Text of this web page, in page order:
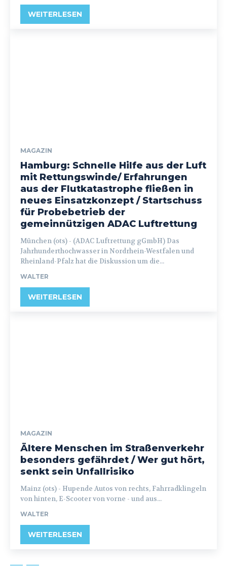
WEITERLESEN
MAGAZIN
Hamburg: Schnelle Hilfe aus der Luft
mit Rettungswinde/ Erfahrungen
aus der Flutkatastrophe fließen in
neues Einsatzkonzept / Startschuss
für Probebetrieb der
gemeinnützigen ADAC Luftrettung
München (ots) - (ADAC Luftrettung gGmbH) Das
Jahrhunderthochwasser in Nordrhein-Westfalen und
Rheinland-Pfalz hat die Diskussion um die...
WALTER
WEITERLESEN
MAGAZIN
Ältere Menschen im Straßenverkehr
besonders gefährdet / Wer gut hört,
senkt sein Unfallrisiko
Mainz (ots) - Hupende Autos von rechts, Fahrradklingeln
von hinten, E-Scooter von vorne - und aus...
WALTER
WEITERLESEN